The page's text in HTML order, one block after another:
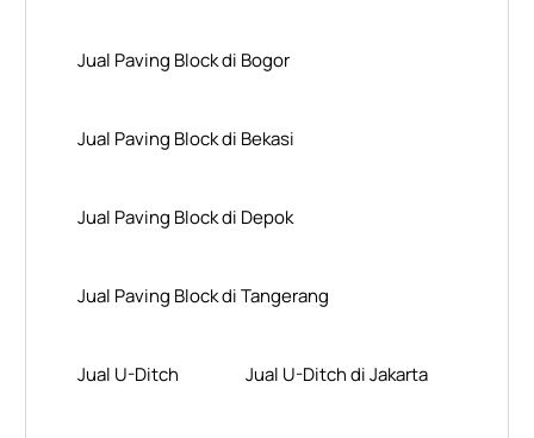
Jual Paving Block di Bogor
Jual Paving Block di Bekasi
Jual Paving Block di Depok
Jual Paving Block di Tangerang
Jual U-Ditch Jual U-Ditch di Jakarta